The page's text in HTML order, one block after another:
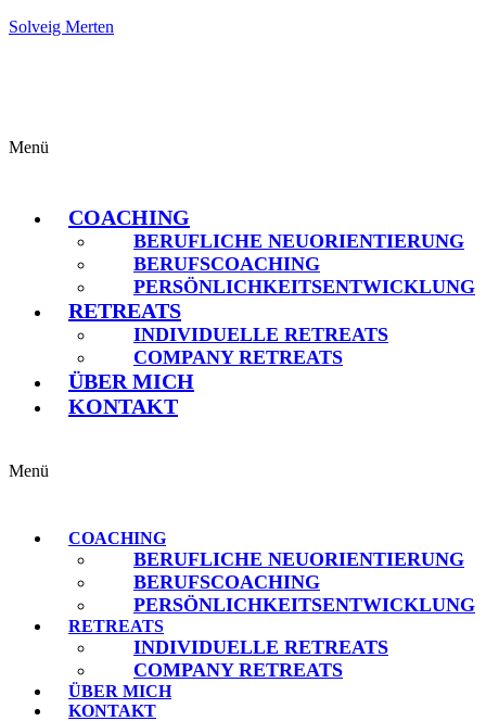
Solveig Merten
Menü
COACHING
BERUFLICHE NEUORIENTIERUNG
BERUFSCOACHING
PERSÖNLICHKEITSENTWICKLUNG
RETREATS
INDIVIDUELLE RETREATS
COMPANY RETREATS
ÜBER MICH
KONTAKT
Menü
COACHING
BERUFLICHE NEUORIENTIERUNG
BERUFSCOACHING
PERSÖNLICHKEITSENTWICKLUNG
RETREATS
INDIVIDUELLE RETREATS
COMPANY RETREATS
ÜBER MICH
KONTAKT